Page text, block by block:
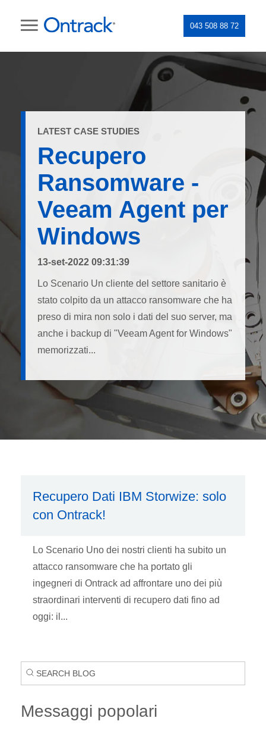
043 508 88 72
LATEST CASE STUDIES
Recupero
Ransomware -
Veeam Agent per
Windows
13-set-2022 09:31:39
Lo Scenario Un cliente del settore sanitario è
stato colpito da un attacco ransomware che ha
preso di mira non solo i dati del suo server, ma
anche i backup di "Veeam Agent for Windows"
memorizzati...
Recupero Dati IBM Storwize: solo
con Ontrack!
Lo Scenario Uno dei nostri clienti ha subito un
attacco ransomware che ha portato gli
ingegneri di Ontrack ad affrontare uno dei più
straordinari interventi di recupero dati fino ad
oggi: il...
Messaggi popolari